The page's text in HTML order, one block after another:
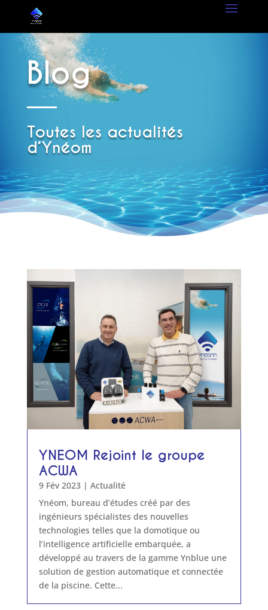
Blog
Toutes les actualités
d’Ynéom
YNEOM Rejoint le groupe
ACWA
9 Fév 2023| Actualité
Ynéom, bureau d’études créé par des
ingénieurs spécialistes des nouvelles
technologies telles que la domotique ou
l’intelligence artificielle embarquée, a
développé au travers de la gamme Ynblue une
solution de gestion automatique et connectée
de la piscine. Cette...